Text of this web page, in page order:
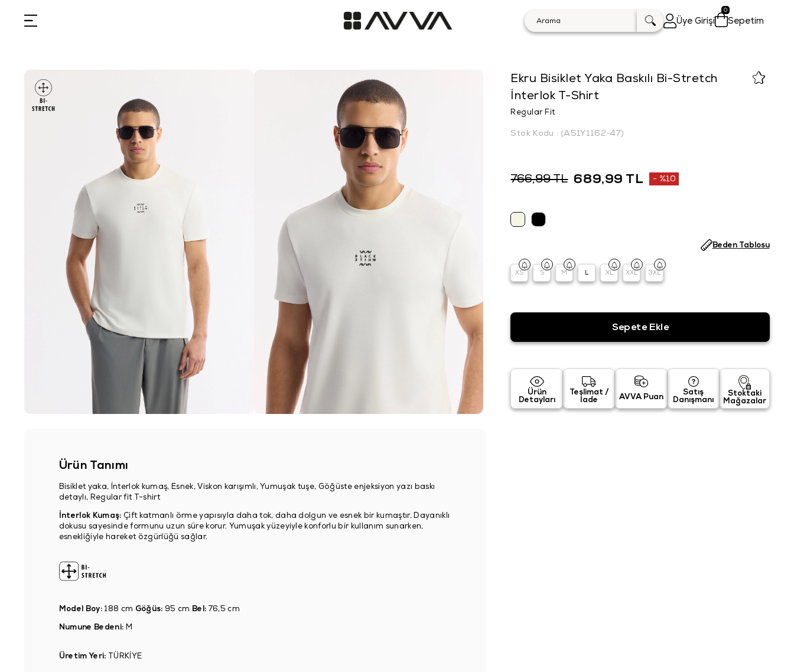
Üye Girişi Sepetim
0
Ürün Tanımı
Bisiklet yaka, İnterlok kumaş, Esnek, Viskon karışımlı, Yumuşak tuşe, Göğüste enjeksiyon yazı baskı
detaylı, Regular fit T-shirt
İnterlok Kumaş: Çift katmanlı örme yapısıyla daha tok, daha dolgun ve esnek bir kumaştır. Dayanıklı
dokusu sayesinde formunu uzun süre korur. Yumuşak yüzeyiyle konforlu bir kullanım sunarken,
esnekliğiyle hareket özgürlüğü sağlar.
Model Boy: 188 cm Göğüs: 95 cm Bel: 76,5 cm
Numune Bedeni: M
Üretim Yeri: TÜRKİYE
Ekru Bisiklet Yaka Baskılı Bi-Stretch
İnterlok T-Shirt
Regular Fit
Stok Kodu (A51Y1162-47)
766,99 TL 689,99 TL %10
XS S M L XL XXL 3XL
Beden Tablosu
Ürün
Detayları
Teslimat /
İade
AVVA Puan
Satış
Danışmanı
Stoktaki
Mağazalar